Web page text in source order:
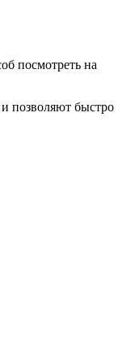
посмотреть на
позволяют быстро